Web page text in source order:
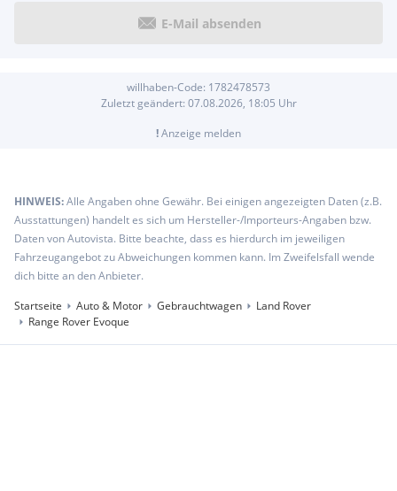
E-Mail absenden
willhaben-Code: 1782478573
Zuletzt geändert: 07.08.2026, 18:05 Uhr
!Anzeige melden
HINWEIS:Alle Angaben ohne Gewähr. Bei einigen angezeigten Daten (z.B.
Ausstattungen) handelt es sich um Hersteller-/Importeurs-Angaben bzw.
Daten von Autovista. Bitte beachte, dass es hierdurch im jeweiligen
Fahrzeugangebot zu Abweichungen kommen kann. Im Zweifelsfall wende
dich bitte an den Anbieter.
Startseite
Auto & Motor Gebrauchtwagen
Land Rover
Range Rover Evoque